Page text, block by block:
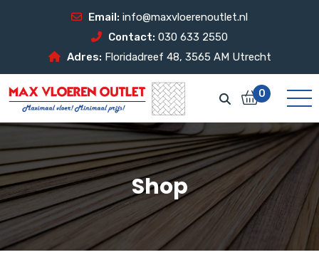
Email: info@maxvloerenoutlet.nl
Contact: 030 633 2550
Adres: Floridadreef 48, 3565 AM Utrecht
0
Shop